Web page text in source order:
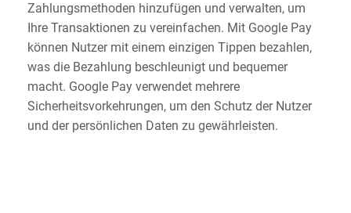
Zahlungsmethoden hinzufügen und verwalten, um
Ihre Transaktionen zu vereinfachen. Mit Google Pay
können Nutzer mit einem einzigen Tippen bezahlen,
was die Bezahlung beschleunigt und bequemer
macht. Google Pay verwendet mehrere
Sicherheitsvorkehrungen, um den Schutz der Nutzer
und der persönlichen Daten zu gewährleisten.